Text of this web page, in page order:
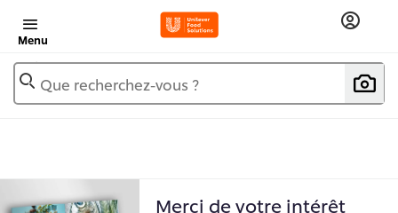
Menu
Que recherchez-vous ?
Merci de votre intérêt